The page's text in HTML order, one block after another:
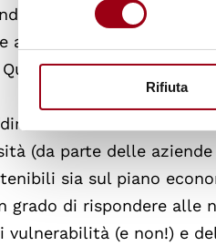
Rifiuta
cooperative
al mondo delle persone
la distingue da
all’inclusione” non
(da parte delle
sia sul piano
grado di rispondere alle
vulnerabilità (e non!) e